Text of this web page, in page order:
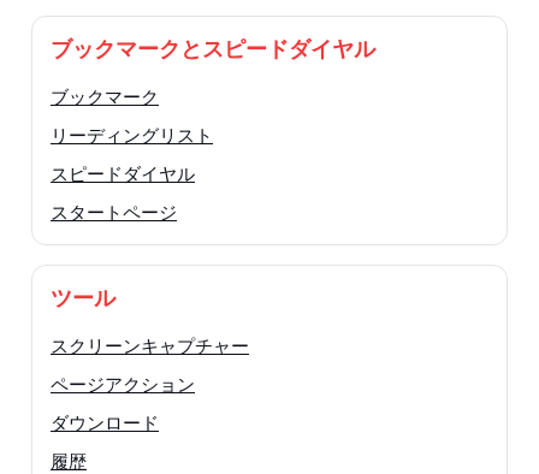
ブックマークとスピードダイヤル
ブックマーク
リーディングリスト
スピードダイヤル
スタートページ
ツール
スクリーンキャプチャー
ページアクション
ダウンロード
履歴